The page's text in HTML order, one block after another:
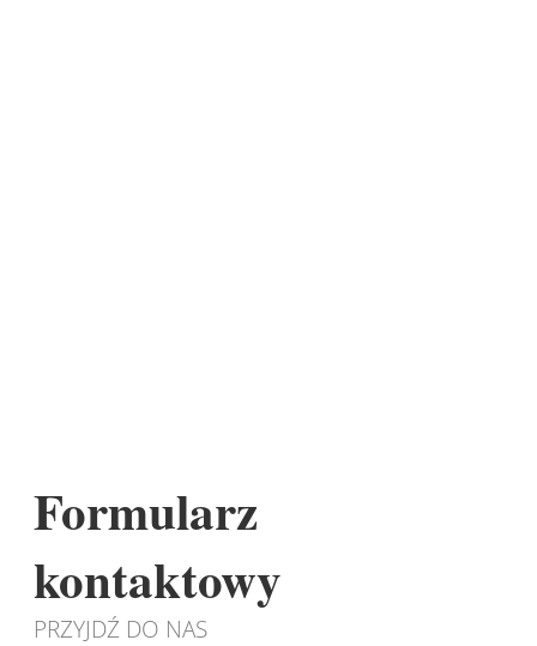
Formularz
kontaktowy
PRZYJDŹ DO NAS